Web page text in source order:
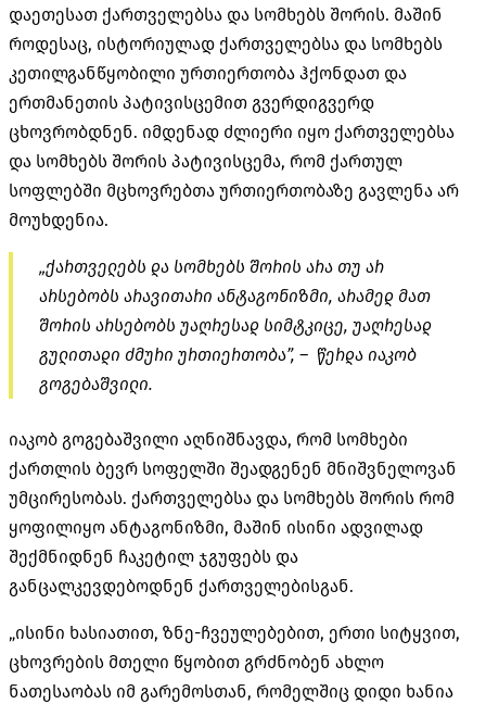
დაეთესათ ქართველებსა და სომხებს შორის. მაშინ
როდესაც, ისტორიულად ქართველებსა და სომხებს
კეთილგანწყობილი ურთიერთობა ჰქონდათ და
ერთმანეთის პატივისცემით გვერდიგვერდ
ცხოვრობდნენ. იმდენად ძლიერი იყო ქართველებსა
და სომხებს შორის პატივისცემა, რომ ქართულ
სოფლებში მცხოვრებთა ურთიერთობაზე გავლენა არ
მოუხდენია.
„ქართველებს და სომხებს შორის არა თუ არ
არსებობს არავითარი ანტაგონიზმი, არამედ მათ
შორის არსებობს უაღრესად სიმტკიცე, უაღრესად
გულითადი ძმური ურთიერთობა”, – წერდა იაკობ
გოგებაშვილი.
იაკობ გოგებაშვილი აღნიშნავდა, რომ სომხები
ქართლის ბევრ სოფელში შეადგენენ მნიშვნელოვან
უმცირესობას. ქართველებსა და სომხებს შორის რომ
ყოფილიყო ანტაგონიზმი, მაშინ ისინი ადვილად
შექმნიდნენ ჩაკეტილ ჯგუფებს და
განცალკევდებოდნენ ქართველებისგან.
„ისინი ხასიათით, ზნე-ჩვეულებებით, ერთი სიტყვით,
ცხოვრების მთელი წყობით გრძნობენ ახლო
ნათესაობას იმ გარემოსთან, რომელშიც დიდი ხანია